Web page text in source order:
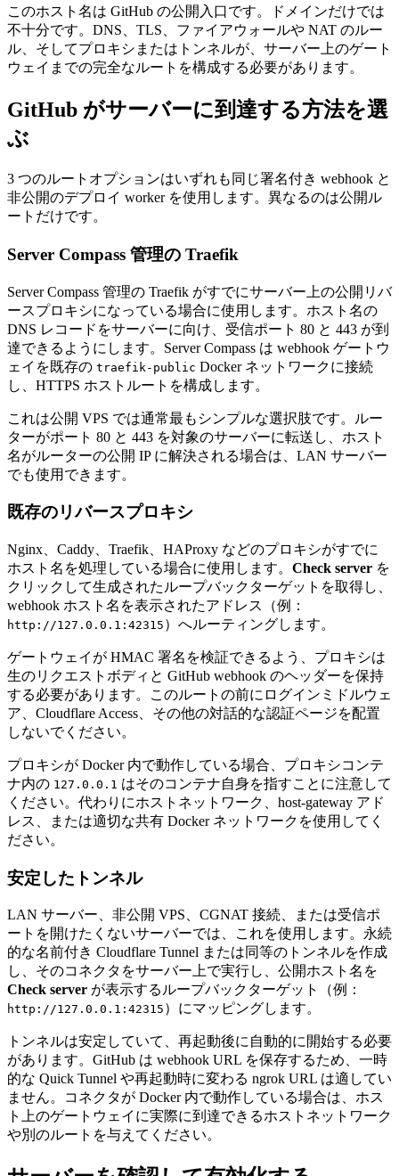
このホスト名は GitHub の公開入口です。ドメインだけでは
不十分です。DNS、TLS、ファイアウォールや NAT のルー
ル、そしてプロキシまたはトンネルが、サーバー上のゲート
ウェイまでの完全なルートを構成する必要があります。
GitHub がサーバーに到達する方法を選
ぶ
3 つのルートオプションはいずれも同じ署名付き webhook と
非公開のデプロイ worker を使用します。異なるのは公開ル
ートだけです。
Server Compass 管理の Traefik
Server Compass 管理の Traefik がすでにサーバー上の公開リバ
ースプロキシになっている場合に使用します。ホスト名の
DNS レコードをサーバーに向け、受信ポート 80 と 443 が到
達できるようにします。Server Compass は webhook ゲートウ
ェイを既存の traefik-public Docker ネットワークに接続
し、HTTPS ホストルートを構成します。
これは公開 VPS では通常最もシンプルな選択肢です。ルー
ターがポート 80 と 443 を対象のサーバーに転送し、ホスト
名がルーターの公開 IP に解決される場合は、LAN サーバー
でも使用できます。
既存のリバースプロキシ
Nginx、Caddy、Traefik、HAProxy などのプロキシがすでに
ホスト名を処理している場合に使用します。 Check server を
クリックして生成されたループバックターゲットを取得し、
webhook ホスト名を表示されたアドレス（例：
http://127.0.0.1:42315 ）へルーティングします。
ゲートウェイが HMAC 署名を検証できるよう、プロキシは
生のリクエストボディと GitHub webhook のヘッダーを保持
する必要があります。このルートの前にログインミドルウェ
ア、Cloudflare Access、その他の対話的な認証ページを配置
しないでください。
プロキシが Docker 内で動作している場合、プロキシコンテ
ナ内の 127.0.0.1 はそのコンテナ自身を指すことに注意して
ください。代わりにホストネットワーク、host-gateway アド
レス、または適切な共有 Docker ネットワークを使用してく
ださい。
安定したトンネル
LAN サーバー、非公開 VPS、CGNAT 接続、または受信ポ
ートを開けたくないサーバーでは、これを使用します。永続
的な名前付き Cloudflare Tunnel または同等のトンネルを作成
し、そのコネクタをサーバー上で実行し、公開ホスト名を
Check server が表示するループバックターゲット（例：
http://127.0.0.1:42315 ）にマッピングします。
トンネルは安定していて、再起動後に自動的に開始する必要
があります。GitHub は webhook URL を保存するため、一時
的な Quick Tunnel や再起動時に変わる ngrok URL は適してい
ません。コネクタが Docker 内で動作している場合は、ホス
ト上のゲートウェイに実際に到達できるホストネットワーク
や別のルートを与えてください。